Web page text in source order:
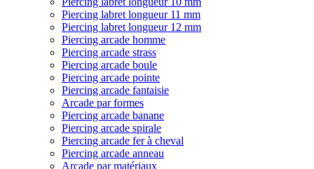
Piercing labret longueur 11 mm
Piercing labret longueur 12 mm
Piercing arcade homme
Piercing arcade strass
Piercing arcade boule
Piercing arcade pointe
Piercing arcade fantaisie
Arcade par formes
Piercing arcade banane
Piercing arcade spirale
Piercing arcade fer à cheval
Piercing arcade anneau
Arcade par matériaux